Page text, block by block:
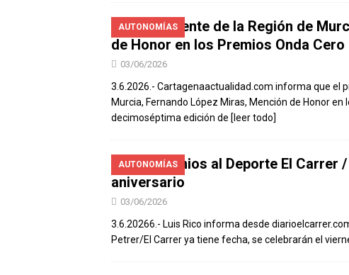
AUTONOMÍAS
El presidente de la Región de
de Honor en los Premios Onda
03/06/2026
3.6.2026.- Cartagenaactualidad.com informa que el
Murcia, Fernando López Miras, Mención de Honor
decimoséptima edición de [leer todo]
AUTONOMÍAS
Los Premios al Deporte El Carrer
aniversario
03/06/2026
3.6.20266.- Luis Rico informa desde
Petrer/El Carrer ya tiene fecha, se celebrarán el